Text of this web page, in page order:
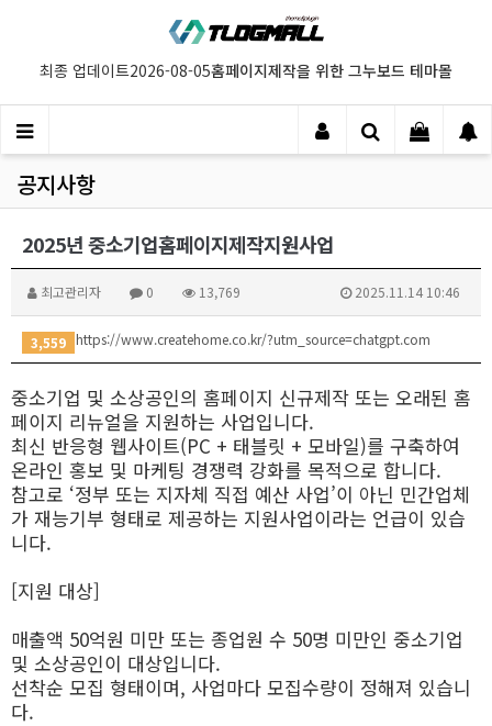
최종 업데이트2026-08-05홈페이지제작을 위한 그누보드 테마몰
공지사항
2025년 중소기업홈페이지제작지원사업
최고관리자 0 13,769 2025.11.14 10:46
3,559 https://www.createhome.co.kr/?utm_source=chatgpt.com
중소기업 및 소상공인의 홈페이지 신규제작 또는 오래된 홈
페이지 리뉴얼을 지원하는 사업입니다.
최신 반응형 웹사이트(PC + 태블릿 + 모바일)를 구축하여
온라인 홍보 및 마케팅 경쟁력 강화를 목적으로 합니다.
참고로 ‘정부 또는 지자체 직접 예산 사업’이 아닌 민간업체
가 재능기부 형태로 제공하는 지원사업이라는 언급이 있습
니다.
[지원 대상]
매출액 50억원 미만 또는 종업원 수 50명 미만인 중소기업
및 소상공인이 대상입니다.
선착순 모집 형태이며, 사업마다 모집수량이 정해져 있습니
다.